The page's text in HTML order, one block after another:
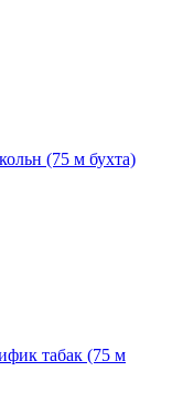
(75 м бухта)
табак (75 м